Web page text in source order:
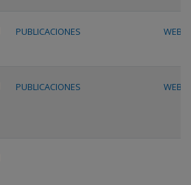
PUBLICACIONES WEB
PUBLICACIONES WEB